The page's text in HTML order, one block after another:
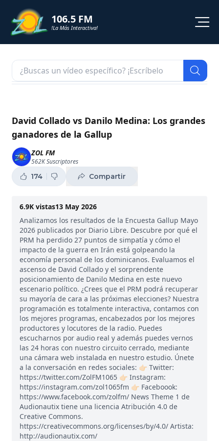
106.5 FM
!La Más Interactiva!
NOTICIAS
SHORTS
PODCAST
ZOL TV
David Collado vs Danilo Medina: Los grandes
ganadores de la Gallup
ZOL FM
562KSuscriptores
174 Compartir
6.9K vistas13 May 2026
Analizamos los resultados de la Encuesta Gallup Mayo
2026 publicados por Diario Libre. Descubre por qué el
PRM ha perdido 27 puntos de simpatía y cómo el
impacto de la guerra en Irán está golpeando la
economía personal de los dominicanos. Evaluamos el
ascenso de David Collado y el sorprendente
posicionamiento de Danilo Medina en este nuevo
escenario político. ¿Crees que el PRM podrá recuperar
su mayoría de cara a las próximas elecciones? Nuestra
programación es totalmente interactiva, contamos con
los mejores programas, encabezados por los mejores
productores y locutores de la radio. Puedes
escucharnos por audio real y además puedes vernos
las 24 horas con nuestro circuito cerrado, mediante
una cámara web instalada en nuestro estudio. Únete
a la conversación en redes sociales: 👉🏻 Twitter:
https://twitter.com/ZolFM1065 👉🏻 Instagram:
https://instagram.com/zol1065fm 👉🏻 Faceboook:
https://www.facebook.com/zolfm/ News Theme 1 de
Audionautix tiene una licencia Atribución 4.0 de
Creative Commons.
https://creativecommons.org/licenses/by/4.0/ Artista:
http://audionautix.com/